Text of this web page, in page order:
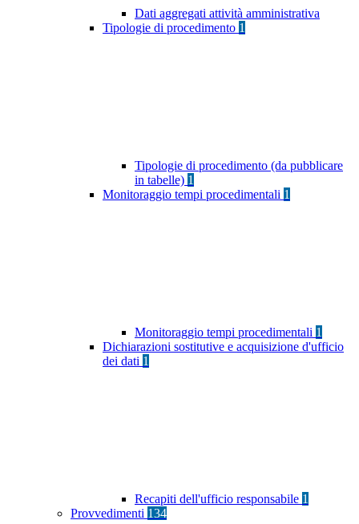
Dati aggregati attività amministrativa
Tipologie di procedimento 1
Tipologie di procedimento (da pubblicare
in tabelle) 1
Monitoraggio tempi procedimentali 1
Monitoraggio tempi procedimentali 1
Dichiarazioni sostitutive e acquisizione d'ufficio
dei dati 1
Recapiti dell'ufficio responsabile 1
Provvedimenti 134